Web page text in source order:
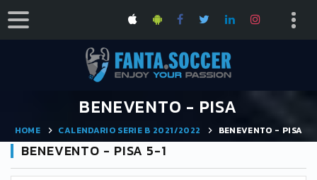
BENEVENTO - PISA
HOME CALENDARIO SERIE B 2021/2022 BENEVENTO - PISA
BENEVENTO - PISA 5-1